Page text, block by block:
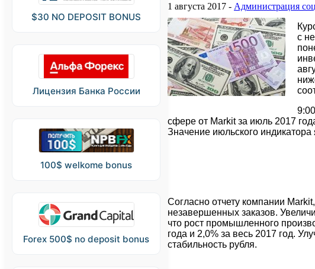
$30 NO DEPOSIT BONUS
Лицензия Банка России
100$ welkome bonus
Forex 500$ no deposit bonus
1 августа 2017 - Администрация
с
сфере от Markit за июль 2017
Значение июльского
Согласно отчету компании
незавершенных заказов.
что рост промышленного
года и 2,0% за весь 2017 год.
стабильность рубля.